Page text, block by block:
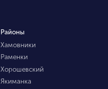
Районы
Хамовники
Раменки
Хорошевский
Якиманка